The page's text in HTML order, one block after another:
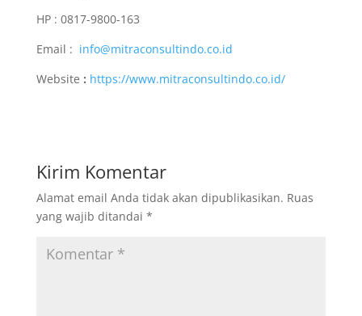
HP : 0817-9800-163
Email : info@mitraconsultindo.co.id
Website : https://www.mitraconsultindo.co.id/
Kirim Komentar
Alamat email Anda tidak akan dipublikasikan. Ruas
yang wajib ditandai *